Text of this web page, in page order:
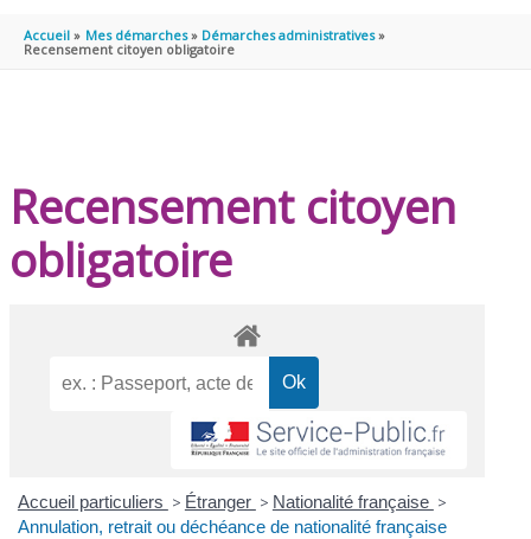
PRINCIPAL
Accueil Mes démarches
Démarches administratives
Recensement citoyen obligatoire
Recensement citoyen
obligatoire
Accueil particuliers > Étranger > Nationalité française >
Annulation, retrait ou déchéance de nationalité française